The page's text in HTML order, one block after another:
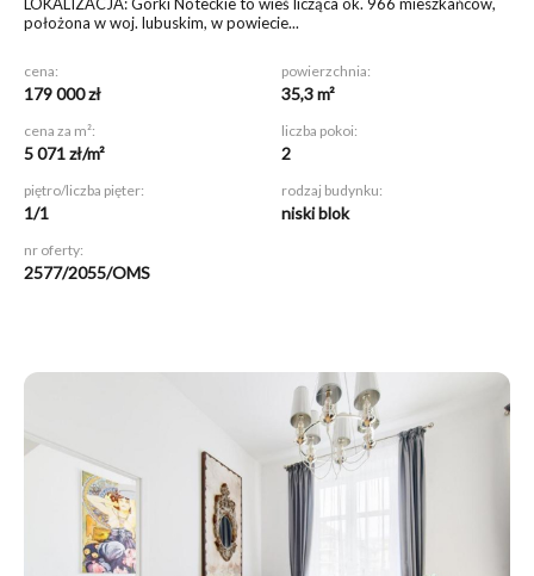
położona w woj. lubuskim, w powiecie...
cena:
179 000 zł
powierzchnia:
35,3 m²
cena za m²:
5 071 zł/m²
liczba pokoi:
2
piętro/liczba pięter:
1/1
rodzaj budynku:
niski blok
nr oferty:
2577/2055/OMS